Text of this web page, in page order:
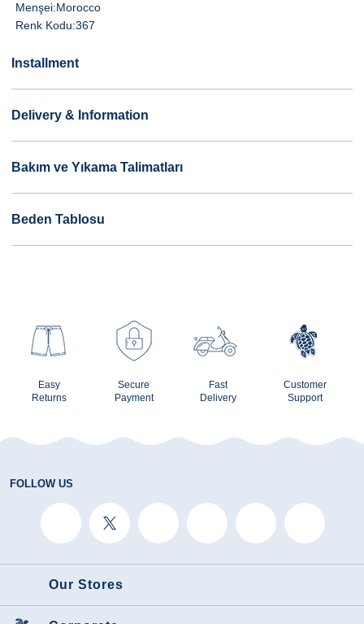
Menşei:Morocco
Renk Kodu:367
Installment
Delivery & Information
Bakım ve Yıkama Talimatları
Beden Tablosu
Easy
Returns
Secure
Payment
Fast
Delivery
Customer
Support
FOLLOW US
Our Stores